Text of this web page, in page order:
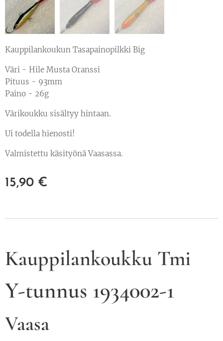
Kauppilankoukun Tasapainopilkki Big
Väri - Hile Musta Oranssi
Pituus - 93mm
Paino - 26g
Värikoukku sisältyy hintaan.
Ui todella hienosti!
Valmistettu käsityönä Vaasassa.
15,90 €
Kauppilankoukku Tmi
Y-tunnus 1934002-1
Vaasa